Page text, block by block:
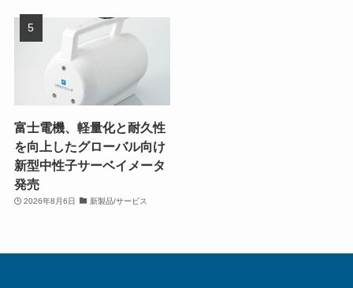
富士電機、軽量化と耐久性
を向上したグローバル向け
新型中性子サーベイメータ
発売
2026年8月6日 新製品/サービス